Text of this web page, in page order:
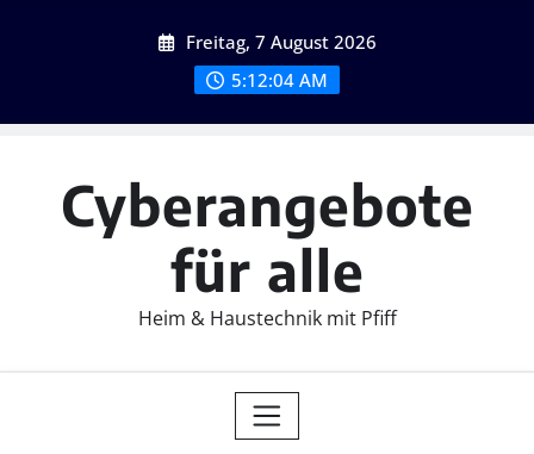
Freitag, 7 August 2026
5:12:06 AM
Cyberangebote
für alle
Heim & Haustechnik mit Pfiff